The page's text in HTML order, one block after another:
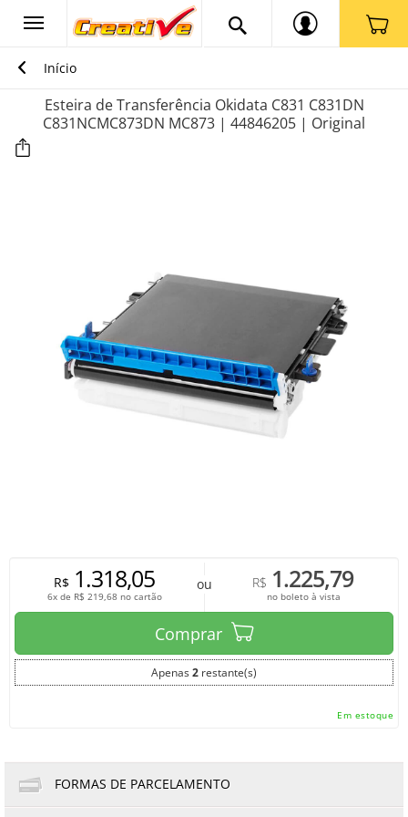
Início
Esteira de Transferência Okidata C831 C831DN
C831NCMC873DN MC873 | 44846205 | Original
R$1.318,05
6x de R$ 219,68 no cartão
ou R$1.225,79
no boleto à vista
Comprar
Apenas2 restante(s)
Em estoque
FORMAS DE PARCELAMENTO